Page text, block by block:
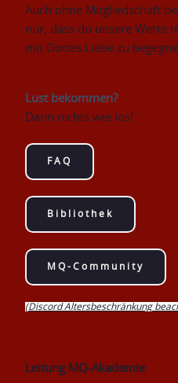
Auch ohne Mitgliedschaft
nur, dass du unsere Werte
mit Gottes Liebe zu
Lust bekommen?
Dann nichts wie los!
FAQ
Bibliothek
MQ-Community
(Discord Altersbeschränkung
Leitung MQ-Akademie